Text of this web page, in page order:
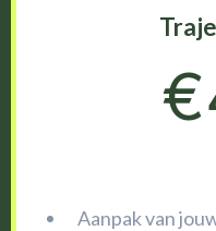
Aanpak van